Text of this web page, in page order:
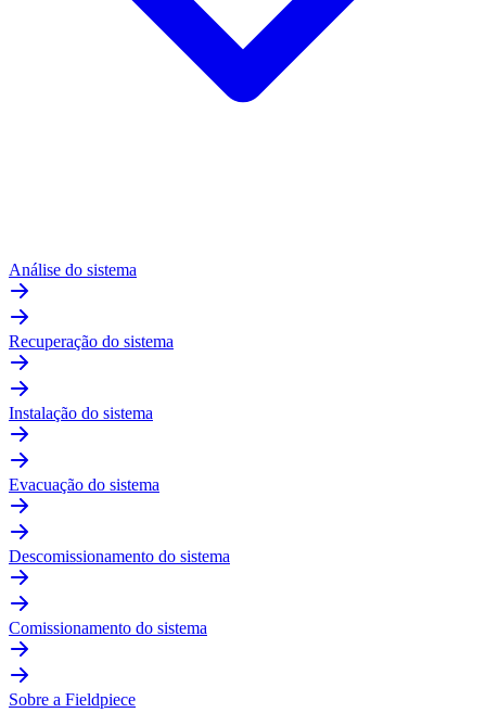
Análise do sistema
Recuperação do sistema
Instalação do sistema
Evacuação do sistema
Descomissionamento do sistema
Comissionamento do sistema
Sobre a Fieldpiece